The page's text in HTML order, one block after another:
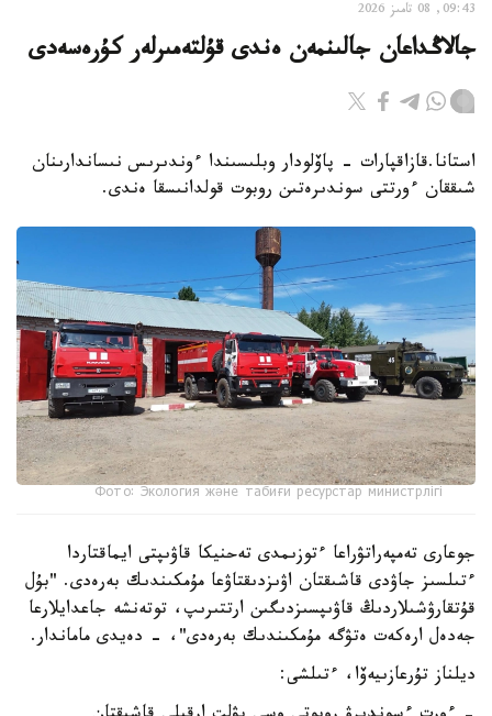
09:43, 08 تامىز 2026
جالاڭداعان جالىنمەن ەندى قۇلتەمىرلەر كۇرەسەدى
استانا.قازاقپارات - پاۆلودار وبلىسىندا ءوندىرىس نىساندارىنان
شىققان ءورتتى سوندىرەتىن روبوت قولدانىسقا ەندى.
Фото: Экология және табиғи ресурстар министрлігі
جوعارى تەمپەراتۋراعا ءتوزىمدى تەحنيكا قاۋىپتى ايماقتاردا
ءتىلسىز جاۋدى قاشىقتان اۋىزدىقتاۋعا مۇمكىندىك بەرەدى. "بۇل
قۇتقارۋشىلاردىڭ قاۋىپسىزدىگىن ارتتىرىپ، توتەنشە جاعدايلارعا
جەدەل ارەكەت ەتۋگە مۇمكىندىك بەرەدى"، - دەيدى ماماندار.
ديلناز تۇرعازىيەۆا، ءتىلشى: